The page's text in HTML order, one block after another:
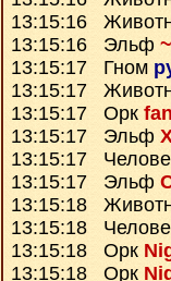
13:15:16
13:15:16 Эльф
13:15:17 Гном
13:15:17
13:15:17 Орк
13:15:17 Эльф
13:15:17
13:15:17 Эльф
13:15:18
13:15:18
13:15:18 Орк
13:15:18 Орк